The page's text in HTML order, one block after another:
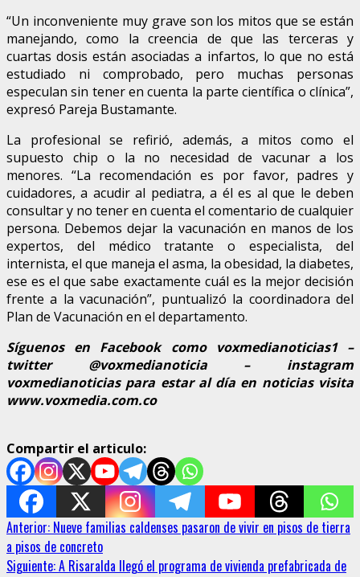
“Un inconveniente muy grave son los mitos que se están
manejando, como la creencia de que las terceras y
cuartas dosis están asociadas a infartos, lo que no está
estudiado ni comprobado, pero muchas personas
especulan sin tener en cuenta la parte científica o clínica”,
expresó Pareja Bustamante.
La profesional se refirió, además, a mitos como el
supuesto chip o la no necesidad de vacunar a los
menores. “La recomendación es por favor, padres y
cuidadores, a acudir al pediatra, a él es al que le deben
consultar y no tener en cuenta el comentario de cualquier
persona. Debemos dejar la vacunación en manos de los
expertos, del médico tratante o especialista, del
internista, el que maneja el asma, la obesidad, la diabetes,
ese es el que sabe exactamente cuál es la mejor decisión
frente a la vacunación”, puntualizó la coordinadora del
Plan de Vacunación en el departamento.
Síguenos en Facebook como voxmedianoticias1 –
twitter @voxmedianoticia – instagram
voxmedianoticias para estar al día en noticias visita
www.voxmedia.com.co
Compartir el articulo:
Sigue
leyendo
Anterior: Nueve familias caldenses pasaron de vivir en pisos de tierra
a pisos de concreto
Siguiente:A Risaralda llegó el programa de vivienda prefabricada de